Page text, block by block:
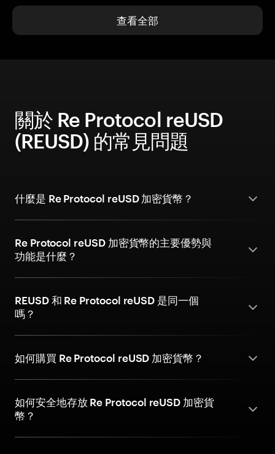
查看全部
關於 Re Protocol reUSD
(REUSD) 的常見問題
什麼是 Re Protocol reUSD 加密貨幣？
Re Protocol reUSD 加密貨幣的主要優勢與
功能是什麼？
REUSD 和 Re Protocol reUSD 是同一個
嗎？
如何購買 Re Protocol reUSD 加密貨幣？
如何安全地存放 Re Protocol reUSD 加密貨
幣？